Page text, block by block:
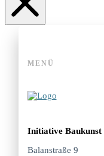
MENÜ
Initiative Baukunst
Balanstraße 9